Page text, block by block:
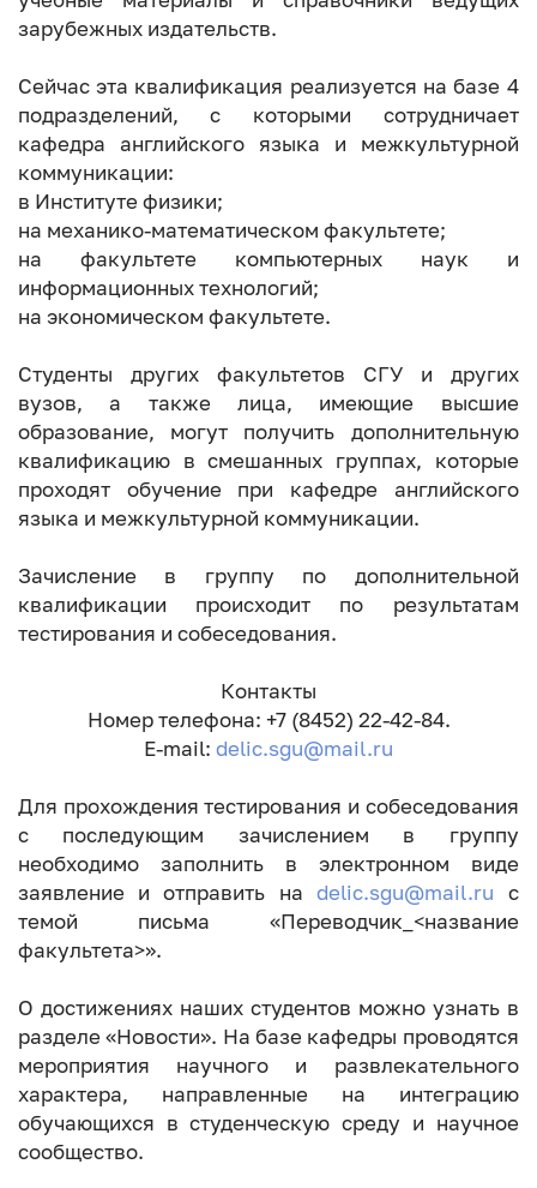
зарубежных издательств.
Сейчас эта квалификация реализуется на базе 4
подразделений, с которыми сотрудничает
кафедра английского языка и межкультурной
коммуникации:
в Институте физики;
на механико-математическом факультете;
на факультете компьютерных наук и
информационных технологий;
на экономическом факультете.
Студенты других факультетов СГУ и других
вузов, а также лица, имеющие высшие
образование, могут получить дополнительную
квалификацию в смешанных группах, которые
проходят обучение при кафедре английского
языка и межкультурной коммуникации.
Зачисление в группу по дополнительной
квалификации происходит по результатам
тестирования и собеседования.
Контакты
Номер телефона: +7 (8452) 22-42-84.
E-mail: delic.sgu@mail.ru
Для прохождения тестирования и собеседования
с последующим зачислением в группу
необходимо заполнить в электронном виде
заявление и отправить на delic.sgu@mail.ru с
темой письма «Переводчик_<название
факультета>».
О достижениях наших студентов можно узнать в
разделе «Новости». На базе кафедры проводятся
мероприятия научного и развлекательного
характера, направленные на интеграцию
обучающихся в студенческую среду и научное
сообщество.